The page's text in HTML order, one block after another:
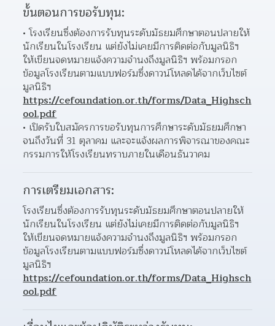
ขั้นตอนการขอรับทุน:
โรงเรียนซึ่งต้องการรับทุนระดับมัธยมศึกษาตอนปลายให้
นักเรียนในโรงเรียน แต่ยังไม่เคยมีการติดต่อกับมูลนิธิฯ
ให้เขียนจดหมายแจ้งความจำนงถึงมูลนิธิฯ พร้อมกรอก
ข้อมูลโรงเรียนตามแบบฟอร์มซึ่งดาวน์โหลดได้จากเว็บไซต์
https://cefoundation.or.th/forms/Data_Highsch
ool.pdf
เปิดรับใบสมัครการขอรับทุนการศึกษาระดับมัธยมศึกษา
จนถึงวันที่ 31 ตุลาคม และจะแจ้งผลการพิจารณาของคณะ
กรรมการให้โรงเรียนทราบภายในเดือนธันวาคม
การเตรียมเอกสาร:
โรงเรียนซึ่งต้องการรับทุนระดับมัธยมศึกษาตอนปลายให้
นักเรียนในโรงเรียน แต่ยังไม่เคยมีการติดต่อกับมูลนิธิฯ
ให้เขียนจดหมายแจ้งความจำนงถึงมูลนิธิฯ พร้อมกรอก
ข้อมูลโรงเรียนตามแบบฟอร์มซึ่งดาวน์โหลดได้จากเว็บไซต์
https://cefoundation.or.th/forms/Data_Highsch
ool.pdf